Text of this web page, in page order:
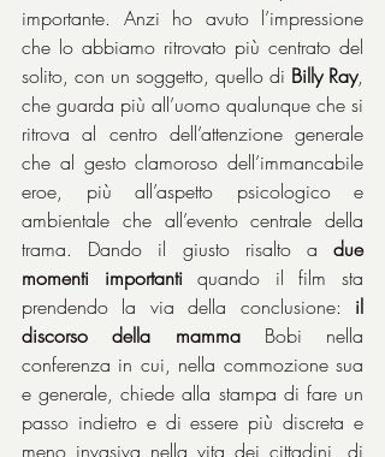
importante. Anzi ho avuto l’impressione
che lo abbiamo ritrovato più centrato del
solito, con un soggetto, quello di Billy Ray,
che guarda più all’uomo qualunque che si
ritrova al centro dell’attenzione generale
che al gesto clamoroso dell’immancabile
eroe, più all’aspetto psicologico e
ambientale che all’evento centrale della
trama. Dando il giusto risalto a due
momenti importanti quando il film sta
prendendo la via della conclusione: il
discorso della mamma Bobi nella
conferenza in cui, nella commozione sua
e generale, chiede alla stampa di fare un
passo indietro e di essere più discreta e
meno invasiva nella vita dei cittadini, di